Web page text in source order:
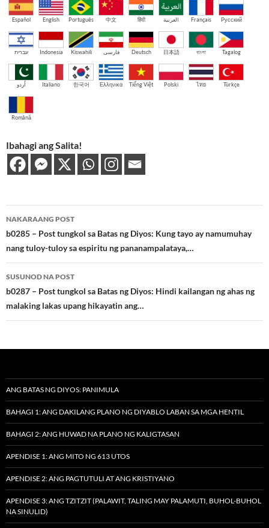
Español English Português 中文 हिंदी العربية Français Русский
עברית Indonesia Kiswahili فارسی Deutsch 日本語 বাংলা Tagalog
اُردو Italiano 한국어 Ελληνικά Tiếng Việt Polski ไทย Türkçe
Română
Ibahagi ang Salita!
Post
navigation
NAKARAANG POST
b0285 – Post tungkol sa Batas ng Diyos: Kung tayo ay namumuhay
nang tuloy-tuloy sa espiritu ng pananampalataya,…
SUSUNOD NA POST
b0287 – Post tungkol sa Batas ng Diyos: Hindi kailangan ng ahas ng
malaking lakas upang hikayatin ang…
ANG BATAS NG DIYOS: PANIMULA
BAHAGI 1: ANG DAKILANG PLANO NG DIYABLO LABAN SA MGA HENTIL
BAHAGI 2: ANG HUWAD NA PLANO NG KALIGTASAN
APENDISE 1: ANG MITO NG 613 UTOS
APENDISE 2: ANG PAGTUTULI AT ANG KRISTIYANO
APENDISE 3: ANG TZITZIT (PALAWIT, TALING MAY PALAMUTI, BUHOL-BUHOL
NA SINULID)